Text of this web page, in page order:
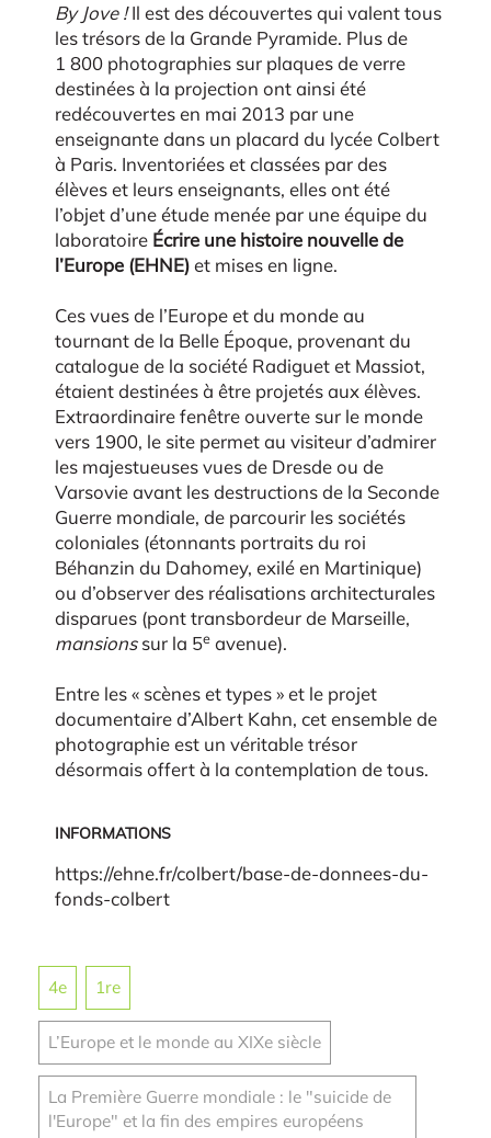
By Jove !Il est des découvertes qui valent tous
les trésors de la Grande Pyramide. Plus de
1 800 photographies sur plaques de verre
destinées à la projection ont ainsi été
redécouvertes en mai 2013 par une
enseignante dans un placard du lycée Colbert
à Paris. Inventoriées et classées par des
élèves et leurs enseignants, elles ont été
l’objet d’une étude menée par une équipe du
laboratoire Écrire une histoire nouvelle de
l’Europe (EHNE)et mises en ligne.
Ces vues de l’Europe et du monde au
tournant de la Belle Époque, provenant du
catalogue de la société Radiguet et Massiot,
étaient destinées à être projetés aux élèves.
Extraordinaire fenêtre ouverte sur le monde
vers 1900, le site permet au visiteur d’admirer
les majestueuses vues de Dresde ou de
Varsovie avant les destructions de la Seconde
Guerre mondiale, de parcourir les sociétés
coloniales (étonnants portraits du roi
Béhanzin du Dahomey, exilé en Martinique)
ou d’observer des réalisations architecturales
disparues (pont transbordeur de Marseille,
mansionssur la 5e avenue).
Entre les « scènes et types » et le projet
documentaire d’Albert Kahn, cet ensemble de
photographie est un véritable trésor
désormais offert à la contemplation de tous.
INFORMATIONS
https://ehne.fr/colbert/base-de-donnees-du-
fonds-colbert
4e 1re
L’Europe et le monde au XIXe siècle
La Première Guerre mondiale : le "suicide de
l'Europe" et la fin des empires européens